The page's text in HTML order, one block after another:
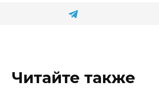
Читайте также